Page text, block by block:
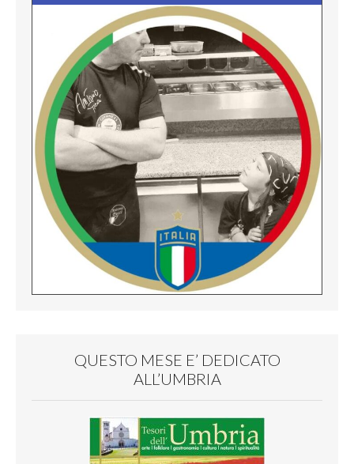
QUESTO MESE E’ DEDICATO
ALL’UMBRIA